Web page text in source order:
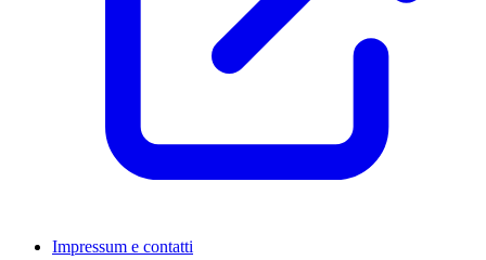
Impressum e contatti